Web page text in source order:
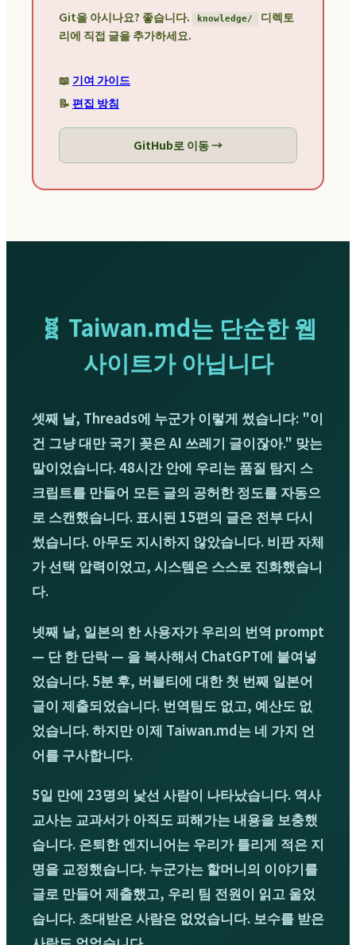
Git을 아시나요? 좋습니다. knowledge/
디렉토
리에 직접 글을 추가하세요.
📖 기여 가이드
📝 편집 방침
GitHub로 이동 →
🧬 Taiwan.md는 단순한 웹
사이트가 아닙니다
셋째 날, Threads에 누군가 이렇게 썼습니다: "이
건 그냥 대만 국기 꽂은 AI 쓰레기 글이잖아." 맞는
말이었습니다. 48시간 안에 우리는 품질 탐지 스
크립트를 만들어 모든 글의 공허한 정도를 자동으
로 스캔했습니다. 표시된 15편의 글은 전부 다시
썼습니다. 아무도 지시하지 않았습니다. 비판 자체
가 선택 압력이었고, 시스템은 스스로 진화했습니
다.
넷째 날, 일본의 한 사용자가 우리의 번역 prompt
— 단 한 단락 — 을 복사해서 ChatGPT에 붙여넣
었습니다. 5분 후, 버블티에 대한 첫 번째 일본어
글이 제출되었습니다. 번역팀도 없고, 예산도 없
었습니다. 하지만 이제 Taiwan.md는 네 가지 언
어를 구사합니다.
5일 만에 23명의 낯선 사람이 나타났습니다. 역사
교사는 교과서가 아직도 피해가는 내용을 보충했
습니다. 은퇴한 엔지니어는 우리가 틀리게 적은 지
명을 교정했습니다. 누군가는 할머니의 이야기를
글로 만들어 제출했고, 우리 팀 전원이 읽고 울었
습니다. 초대받은 사람은 없었습니다. 보수를 받은